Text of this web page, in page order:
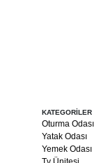
KATEGORİLER
Oturma Odası
Yatak Odası
Yemek Odası